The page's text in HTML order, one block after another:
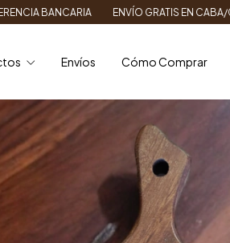
ENVÍO GRATIS EN CABA/GBA DESDE
Envíos Cómo Comprar